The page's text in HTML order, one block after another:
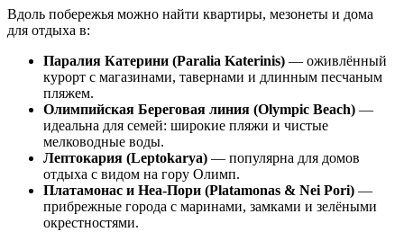
Вдоль побережья можно найти квартиры, мезонеты и дома
для отдыха в:
Паралия Катерини (Paralia Katerinis) — оживлённый
курорт с магазинами, тавернами и длинным песчаным
пляжем.
Олимпийская Береговая линия (Olympic Beach) —
идеальна для семей: широкие пляжи и чистые
мелководные воды.
Лептокария (Leptokarya) — популярна для домов
отдыха с видом на гору Олимп.
Платамонас и Неа-Пори (Platamonas & Nei Pori) —
прибрежные города с маринами, замками и зелёными
окрестностями.